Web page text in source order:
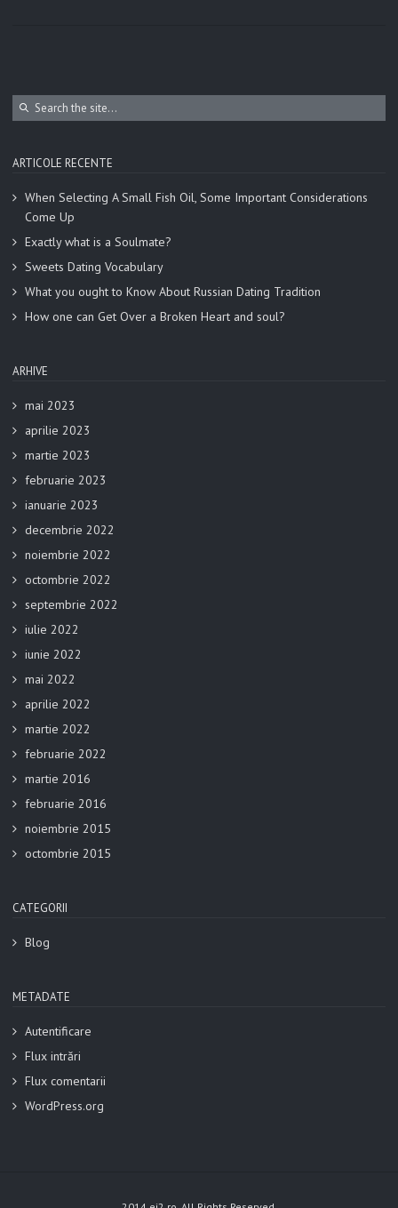
ARTICOLE RECENTE
When Selecting A Small Fish Oil, Some Important Considerations
Come Up
Exactly what is a Soulmate?
Sweets Dating Vocabulary
What you ought to Know About Russian Dating Tradition
How one can Get Over a Broken Heart and soul?
ARHIVE
mai 2023
aprilie 2023
martie 2023
februarie 2023
ianuarie 2023
decembrie 2022
noiembrie 2022
octombrie 2022
septembrie 2022
iulie 2022
iunie 2022
mai 2022
aprilie 2022
martie 2022
februarie 2022
martie 2016
februarie 2016
noiembrie 2015
octombrie 2015
CATEGORII
Blog
METADATE
Autentificare
Flux intrări
Flux comentarii
WordPress.org